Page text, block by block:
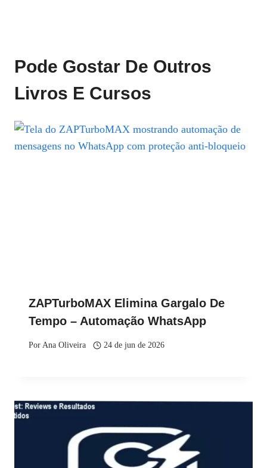
Pode Gostar De Outros
Livros E Cursos
ZAPTurboMAX Elimina Gargalo De
Tempo – Automação WhatsApp
PorAna Oliveira 24 de jun de 2026